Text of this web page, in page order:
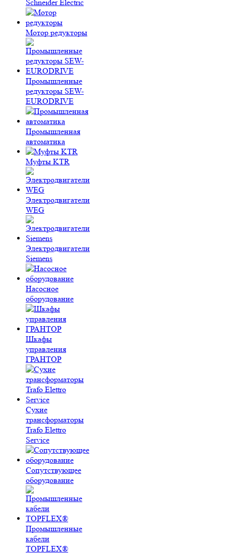
Schneider Electric
Мотор редукторы
Промышленные
редукторы SEW-
EURODRIVE
Промышленная
автоматика
Муфты KTR
Электродвигатели
WEG
Электродвигатели
Siemens
Насосное
оборудование
Шкафы
управления
ГРАНТОР
Сухие
трансформаторы
Trafo Elettro
Service
Сопутствующее
оборудование
Промышленные
кабели
TOPFLEX®